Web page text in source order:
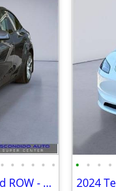
• • • • • •
2023 Tesla Model Y Long Range**3rd ROW - GOOD/BAD/NO CREDIT OK!
• • • •